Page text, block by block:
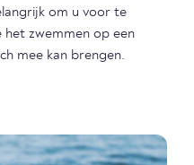
om u voor te
het zwemmen op een
mee kan brengen.